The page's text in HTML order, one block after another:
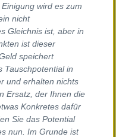
wird es zum
nicht
Gleichnis ist, aber in
ist dieser
speichert
Tauschpotential in
und erhalten nichts
Ersatz, der Ihnen die
Konkretes dafür
Sie das Potential
nun. Im Grunde ist